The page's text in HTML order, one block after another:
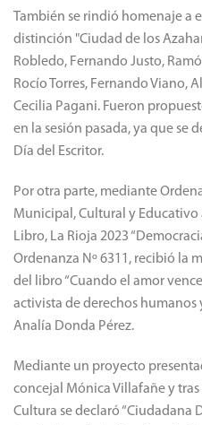
También se rindió homenaje a
distinción "Ciudad de los
Robledo, Fernando Justo,
Rocío Torres, Fernando Viano,
Cecilia Pagani. Fueron
en la sesión pasada, ya que se
Día del Escritor.
Por otra parte, mediante
Municipal, Cultural y Educativo
Libro, La Rioja 2023
Ordenanza Nº 6311, recibió la
del libro “Cuando el amor
activista de derechos
Analía Donda Pérez.
Mediante un proyecto
concejal Mónica Villafañe y
Cultura se declaró “Ciudadana